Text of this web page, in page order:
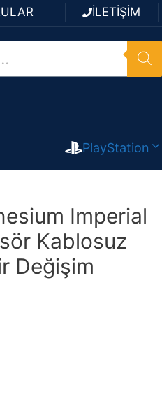
İLETİŞİM
PlayStation
Imperial
Kablosuz
Değişim